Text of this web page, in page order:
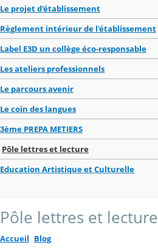
Le projet d'établissement
Règlement intérieur de l'établissement
Label E3D un collège éco-responsable
Les ateliers professionnels
Le parcours avenir
Le coin des langues
3ème PREPA METIERS
Pôle lettres et lecture
Education Artistique et Culturelle
Pôle lettres et lecture
Accueil Blog